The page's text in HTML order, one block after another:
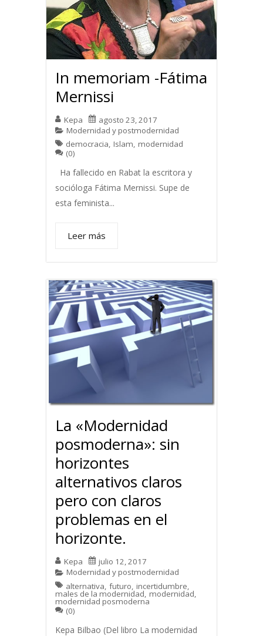
In memoriam -Fátima
Mernissi
Kepa
agosto 23, 2017
Modernidad y postmodernidad
democracia, Islam, modernidad
(0)
Ha fallecido en Rabat la escritora y
socióloga Fátima Mernissi. Supe de
esta feminista...
Leer más
La «Modernidad
posmoderna»: sin
horizontes
alternativos claros
pero con claros
problemas en el
horizonte.
Kepa
julio 12, 2017
Modernidad y postmodernidad
alternativa, futuro, incertidumbre,
males de la modernidad, modernidad,
modernidad posmoderna
(0)
Kepa Bilbao (Del libro La modernidad